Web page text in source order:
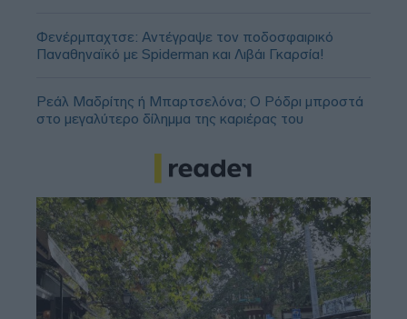
Φενέρμπαχτσε: Αντέγραψε τον ποδοσφαιρικό
Παναθηναϊκό με Spiderman και Λιβάι Γκαρσία!
Ρεάλ Μαδρίτης ή Μπαρτσελόνα; Ο Ρόδρι μπροστά
στο μεγαλύτερο δίλημμα της καριέρας του